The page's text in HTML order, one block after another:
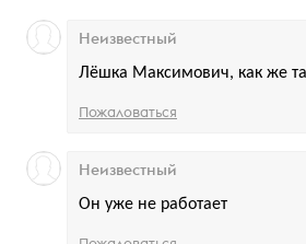
Лёшка Максимович, как же
Неизвестный
Пожаловаться
Он уже не работает
Неизвестный